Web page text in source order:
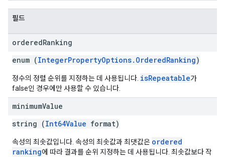
필드
orderedRanking
enum (IntegerPropertyOptions.OrderedRanking)
정수의 정렬 순위를 지정하는 데 사용됩니다. isRepeatable가
false인 경우에만 사용할 수 있습니다.
minimumValue
string (Int64Value format)
속성의 최솟값입니다. 속성의 최솟값과 최댓값은 ordered
ranking에 따라 결과를 순위 지정하는 데 사용됩니다. 최솟값보다 작